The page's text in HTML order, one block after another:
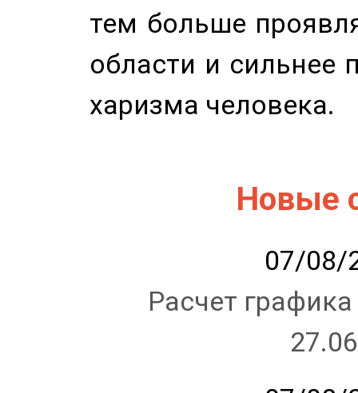
тем больше
области и сильнее
харизма человека.
Новые
07/08/
Расчет